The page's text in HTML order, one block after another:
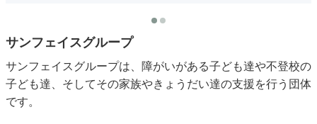
サンフェイスグループ
サンフェイスグループは、障がいがある子ども達や不登校の
子ども達、そしてその家族やきょうだい達の支援を行う団体
です。